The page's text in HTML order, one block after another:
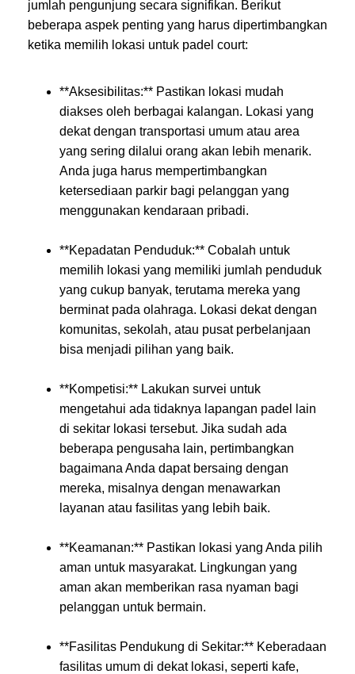
jumlah pengunjung secara signifikan. Berikut
beberapa aspek penting yang harus dipertimbangkan
ketika memilih lokasi untuk padel court:
**Aksesibilitas:** Pastikan lokasi mudah
diakses oleh berbagai kalangan. Lokasi yang
dekat dengan transportasi umum atau area
yang sering dilalui orang akan lebih menarik.
Anda juga harus mempertimbangkan
ketersediaan parkir bagi pelanggan yang
menggunakan kendaraan pribadi.
**Kepadatan Penduduk:** Cobalah untuk
memilih lokasi yang memiliki jumlah penduduk
yang cukup banyak, terutama mereka yang
berminat pada olahraga. Lokasi dekat dengan
komunitas, sekolah, atau pusat perbelanjaan
bisa menjadi pilihan yang baik.
**Kompetisi:** Lakukan survei untuk
mengetahui ada tidaknya lapangan padel lain
di sekitar lokasi tersebut. Jika sudah ada
beberapa pengusaha lain, pertimbangkan
bagaimana Anda dapat bersaing dengan
mereka, misalnya dengan menawarkan
layanan atau fasilitas yang lebih baik.
**Keamanan:** Pastikan lokasi yang Anda pilih
aman untuk masyarakat. Lingkungan yang
aman akan memberikan rasa nyaman bagi
pelanggan untuk bermain.
**Fasilitas Pendukung di Sekitar:** Keberadaan
fasilitas umum di dekat lokasi, seperti kafe,